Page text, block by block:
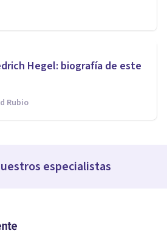
Hegel: biografía de este
Rubio
especialistas